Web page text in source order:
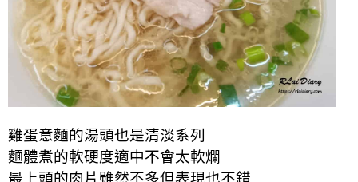
雞蛋意麵的湯頭也是清淡系列
麵體煮的軟硬度適中不會太軟爛
最上頭的肉片雖然不多但表現也不錯